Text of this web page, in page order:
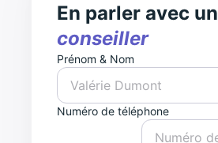
En parler avec un
conseiller
Prénom & Nom
Numéro de téléphone